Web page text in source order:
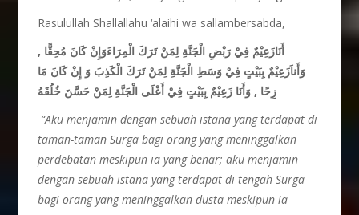
Rasulullah Shallallahu ‘alaihi wa sallambersabda,
أَنَازَعِيْمٌ فِيْ رَبْضِ الْجَنَّةِ لِمَنْ تَرَكَ الْمِرَاءَوَإِنْ كَانَ مُحِقًّا ,
وَأَناَزَعِيْمٌ بِبَيْتٍ فِيْ وَسَطِ الْجَنَّةِ لِمَنْ تَرَكَ الْكَذِبَ وَ إِنْ كَانَ مَا
زِحًا , وَأَنَا زَعِيْمٌ بِبَيْتٍ فِيْ أَعْلَى الْجَنَّةِ لِمَنْ حَسَّنَ خُلُقَهُ
“Aku menjamin dengan sebuah istana yang terdapat di
taman-taman Surga bagi orang yang meninggalkan
perdebatan meskipun ia yang benar; aku menjamin
dengan sebuah istana yang terdapat di tengah Surga
bagi orang yang meninggalkan dusta meskipun ia